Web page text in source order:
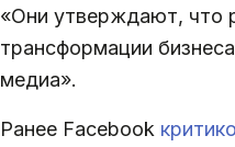
«Они утверждают, что
трансформации
медиа».
Ранее Facebook